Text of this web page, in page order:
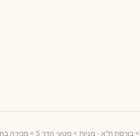
> בורסת ת"א - מניות > מטעי הדר 5 > מכירה